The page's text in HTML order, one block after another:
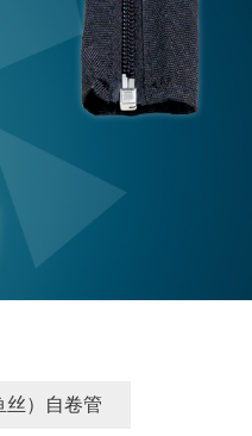
丝）自卷管